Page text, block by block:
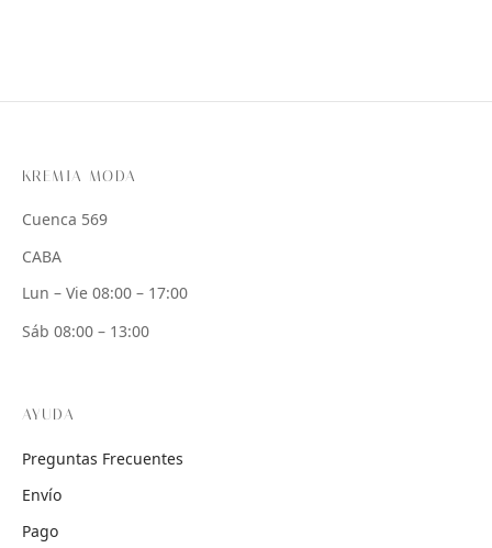
KREMIA MODA
Cuenca 569
CABA
Lun – Vie 08:00 – 17:00
Sáb 08:00 – 13:00
AYUDA
Preguntas Frecuentes
Envío
Pago